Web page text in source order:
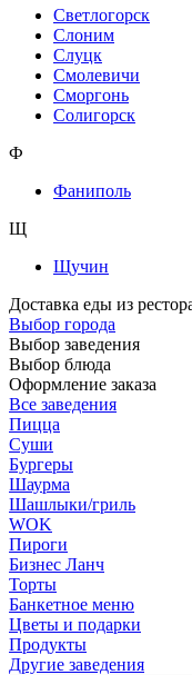
Светлогорск
Слоним
Слуцк
Смолевичи
Сморгонь
Солигорск
Ф
Фаниполь
Щ
Щучин
Доставка еды из
Выбор города
Выбор заведения
Выбор блюда
Оформление заказа
Все заведения
Пицца
Суши
Бургеры
Шаурма
Шашлыки/гриль
WOK
Пироги
Бизнес Ланч
Торты
Банкетное меню
Цветы и подарки
Продукты
Другие заведения